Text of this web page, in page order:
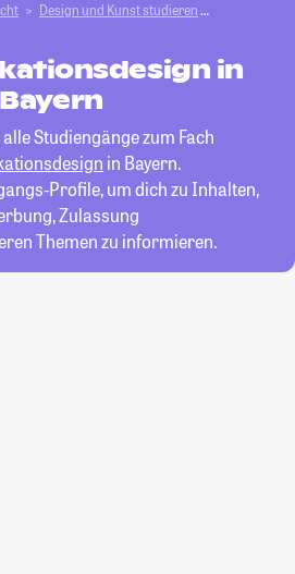
Design und Kunst studieren
in
Bayern
Studiengänge zum Fach
in Bayern.
Profile, um dich zu Inhalten,
Zulassung
Themen zu informieren.